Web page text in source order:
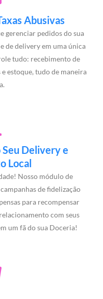
Abusivas
gerenciar pedidos do sua
de delivery em uma única
tudo: recebimento de
estoque, tudo de maneira
Delivery e
Local
Nosso módulo de
de fidelização
para recompensar
com seus
um fã do sua Doceria!